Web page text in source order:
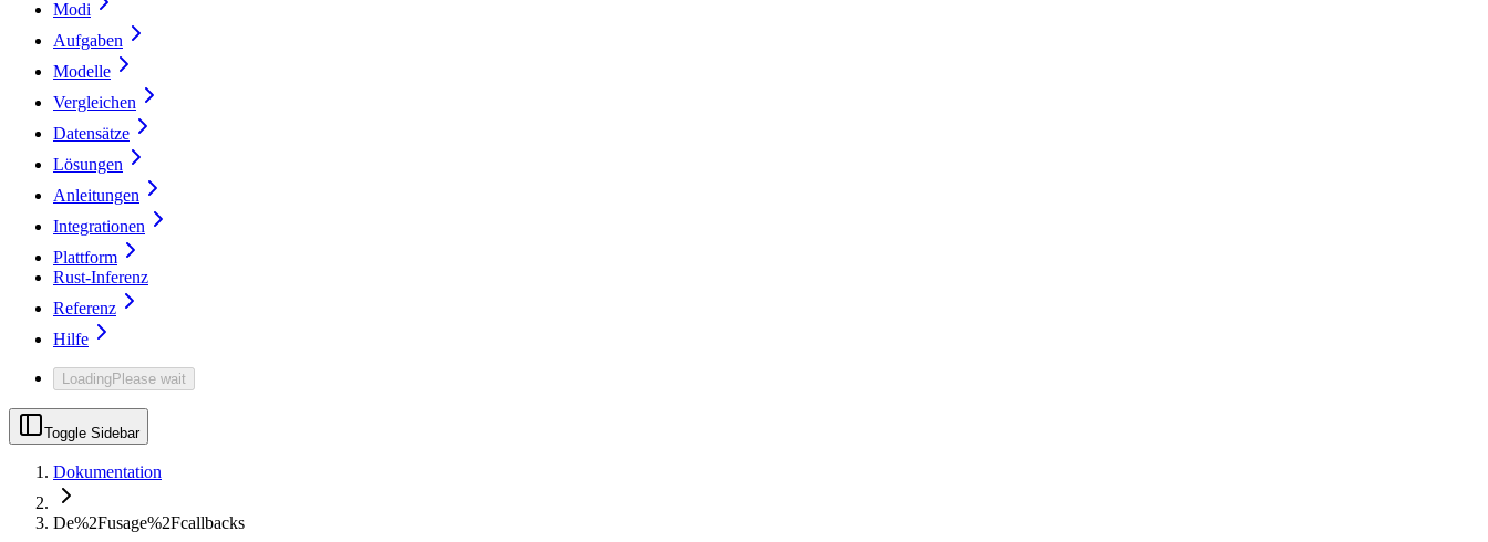
Modi
Aufgaben
Modelle
Vergleichen
Datensätze
Lösungen
Anleitungen
Integrationen
Plattform
Rust-Inferenz
Referenz
Hilfe
LoadingPlease wait
Toggle Sidebar
Dokumentation
De%2Fusage%2Fcallbacks